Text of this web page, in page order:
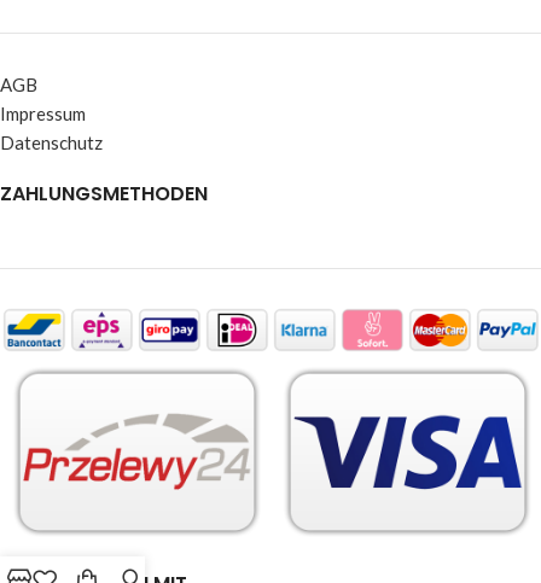
AGB
Impressum
Datenschutz
ZAHLUNGSMETHODEN